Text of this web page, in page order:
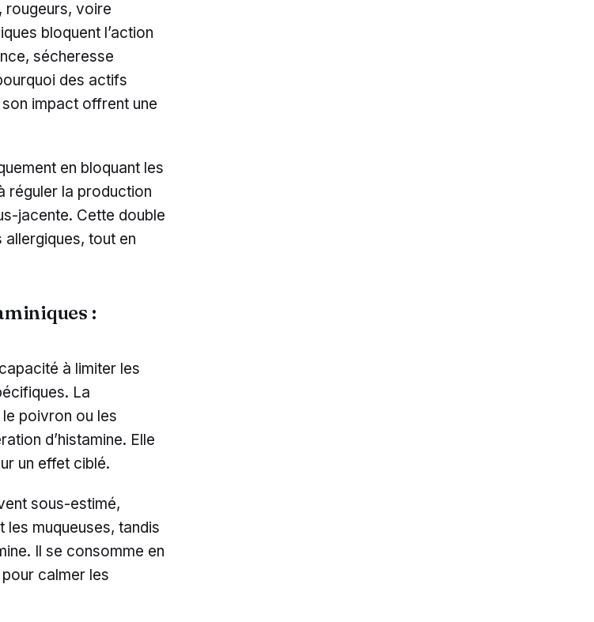
rougeurs, voire
bloquent l’action
sécheresse
des actifs
impact offrent une
en bloquant les
réguler la production
jacente. Cette double
tout en
:
à limiter les
La
poivron ou les
d’histamine. Elle
un effet ciblé.
sous-estimé,
muqueuses, tandis
Il se consomme en
calmer les